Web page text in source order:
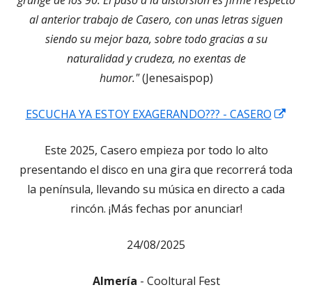
al anterior trabajo de Casero, con unas letras siguen
siendo su mejor baza, sobre todo gracias a su
naturalidad y crudeza, no exentas de
humor."(Jenesaispop)
ESCUCHA YA ESTOY EXAGERANDO??? - CASERO
Este 2025, Casero empieza por todo lo alto
presentando el disco en una gira que recorrerá toda
la península, llevando su música en directo a cada
rincón. ¡Más fechas por anunciar!
24/08/2025
Almería - Cooltural Fest